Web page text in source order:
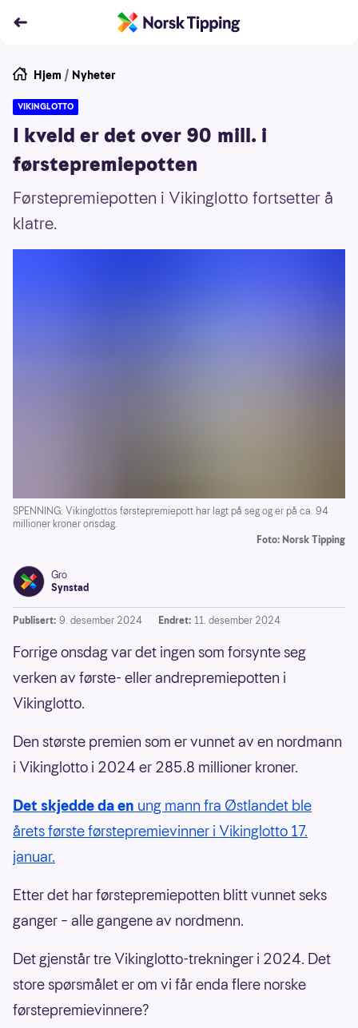
Hjem / Nyheter
VIKINGLOTTO
I kveld er det over 90 mill. i
førstepremiepotten
Førstepremiepotten i Vikinglotto fortsetter å
klatre.
SPENNING: Vikinglottos førstepremiepott har lagt på seg og er på ca. 94
millioner kroner onsdag.
Foto: Norsk Tipping
Gro
Synstad
Publisert: 9. desember 2024 Endret: 11. desember 2024
Forrige onsdag var det ingen som forsynte seg
verken av første- eller andrepremiepotten i
Vikinglotto.
Den største premien som er vunnet av en nordmann
i Vikinglotto i 2024 er 285.8 millioner kroner.
Det skjedde da en ung mann fra Østlandet ble
årets første førstepremievinner i Vikinglotto 17.
januar.
Etter det har førstepremiepotten blitt vunnet seks
ganger – alle gangene av nordmenn.
Det gjenstår tre Vikinglotto-trekninger i 2024. Det
store spørsmålet er om vi får enda flere norske
førstepremievinnere?